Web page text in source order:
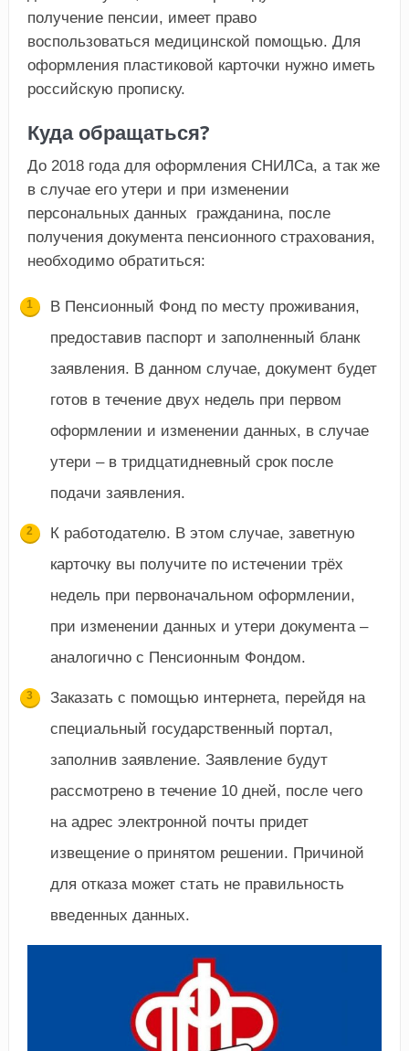
получение пенсии, имеет право
воспользоваться медицинской помощью. Для
оформления пластиковой карточки нужно иметь
российскую прописку.
Куда обращаться?
До 2018 года для оформления СНИЛСа, а так же
в случае его утери и при изменении
персональных данных гражданина, после
получения документа пенсионного страхования,
необходимо обратиться:
В Пенсионный Фонд по месту проживания,
предоставив паспорт и заполненный бланк
заявления. В данном случае, документ будет
готов в течение двух недель при первом
оформлении и изменении данных, в случае
утери – в тридцатидневный срок после
подачи заявления.
К работодателю. В этом случае, заветную
карточку вы получите по истечении трёх
недель при первоначальном оформлении,
при изменении данных и утери документа –
аналогично с Пенсионным Фондом.
Заказать с помощью интернета, перейдя на
специальный государственный портал,
заполнив заявление. Заявление будут
рассмотрено в течение 10 дней, после чего
на адрес электронной почты придет
извещение о принятом решении. Причиной
для отказа может стать не правильность
введенных данных.